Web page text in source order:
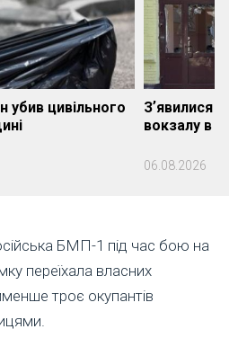
убив цивільного
Зʼявилися
вокзалу в
06.08.2026
БМП-1 під час бою на
переїхала власних
троє окупантів